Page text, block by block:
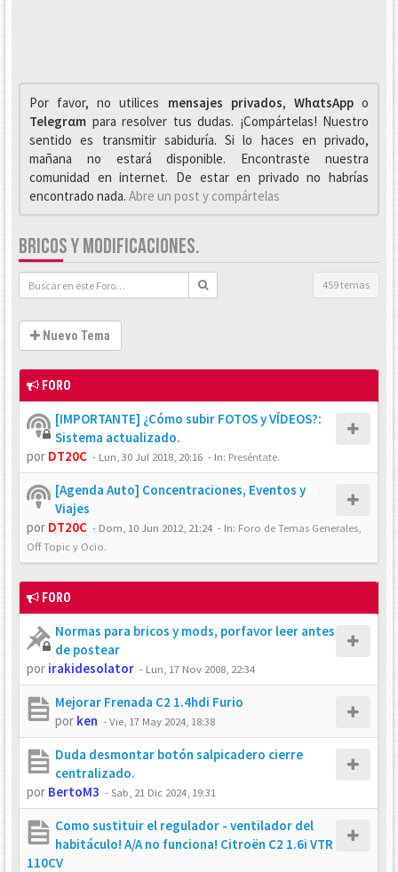
Por favor, no utilices mensajes privados, WhαtsAppo
Telegrαm para resolver tus dudas. ¡Compártelas! Nuestro
sentido es transmitir sabiduría. Si lo haces en privado,
mañana no estará disponible. Encontraste nuestra
comunidad en internet. De estar en privado no habrías
encontrado nada. Abre un post y compártelas
BRICOS Y MODIFICACIONES.
459 temas
Nuevo Tema
FORO
[IMPORTANTE] ¿Cómo subir FOTOS y VÍDEOS?:
Sistema actualizado.
por DT20C - Lun, 30 Jul 2018, 20:16 - In: Preséntate.
[Agenda Auto] Concentraciones, Eventos y
Viajes
por DT20C - Dom, 10 Jun 2012, 21:24 - In: Foro de Temas Generales,
Off Topic y Ocio.
FORO
Normas para bricos y mods, porfavor leer antes
de postear
por irakidesolator - Lun, 17 Nov 2008, 22:34
Mejorar Frenada C2 1.4hdi Furio
por ken -Vie, 17 May 2024, 18:38
Duda desmontar botón salpicadero cierre
centralizado.
por BertoM3 -Sab, 21 Dic 2024, 19:31
Como sustituir el regulador - ventilador del
habitáculo! A/A no funciona! Citroën C2 1.6i VTR
110CV